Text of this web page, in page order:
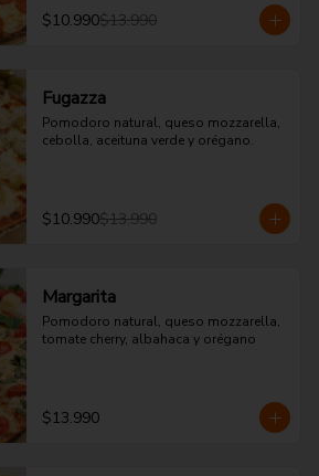
$10.990$13.990
Fugazza
Pomodoro natural, queso mozzarella,
cebolla, aceituna verde y orégano.
$10.990$13.990
Margarita
Pomodoro natural, queso mozzarella,
tomate cherry, albahaca y orégano
$13.990